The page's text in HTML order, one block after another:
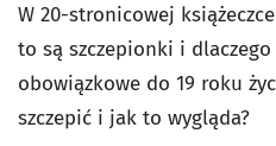
W 20-stronicowej
to są szczepionki i
obowiązkowe do 19 roku
szczepić i jak to wygląda?